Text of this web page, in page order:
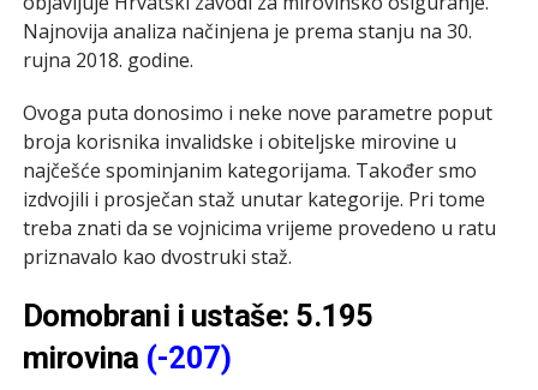
Najnovija analiza načinjena je prema stanju na 30.
rujna 2018. godine.
Ovoga puta donosimo i neke nove parametre poput
broja korisnika invalidske i obiteljske mirovine u
najčešće spominjanim kategorijama. Također smo
izdvojili i prosječan staž unutar kategorije. Pri tome
treba znati da se vojnicima vrijeme provedeno u ratu
priznavalo kao dvostruki staž.
Domobrani i ustaše: 5.195
mirovina (-207)